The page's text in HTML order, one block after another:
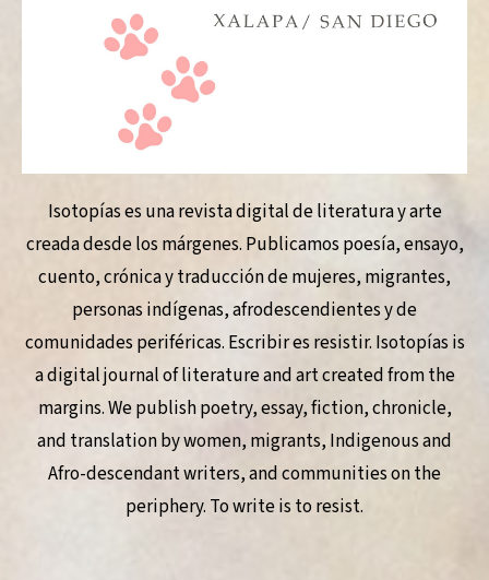
Isotopías es una revista digital de literatura y arte
creada desde los márgenes. Publicamos poesía, ensayo,
cuento, crónica y traducción de mujeres, migrantes,
personas indígenas, afrodescendientes y de
comunidades periféricas. Escribir es resistir. Isotopías is
a digital journal of literature and art created from the
margins. We publish poetry, essay, fiction, chronicle,
and translation by women, migrants, Indigenous and
Afro-descendant writers, and communities on the
periphery. To write is to resist.